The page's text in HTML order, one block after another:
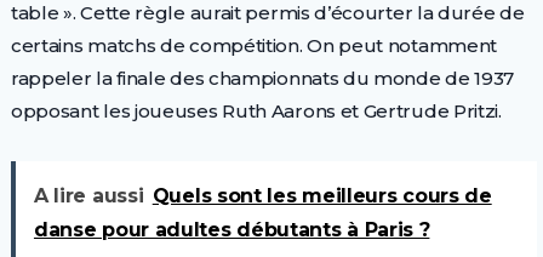
table ». Cette règle aurait permis d’écourter la durée de
certains matchs de compétition. On peut notamment
rappeler la finale des championnats du monde de 1937
opposant les joueuses Ruth Aarons et Gertrude Pritzi.
A lire aussi Quels sont les meilleurs cours de
danse pour adultes débutants à Paris ?